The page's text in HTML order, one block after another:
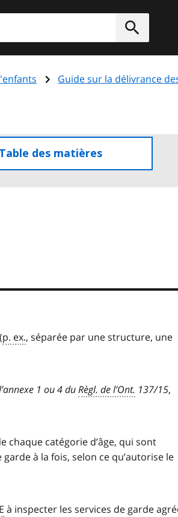
Guide sur la délivrance
Table des matièresaccéder
à
p. ex., séparée par une structure, une
1 ou 4 duRègl. de l’Ont. 137/15,
chaque catégorie d’âge, qui sont
à la fois, selon ce qu’autorise le
à inspecter les services de garde